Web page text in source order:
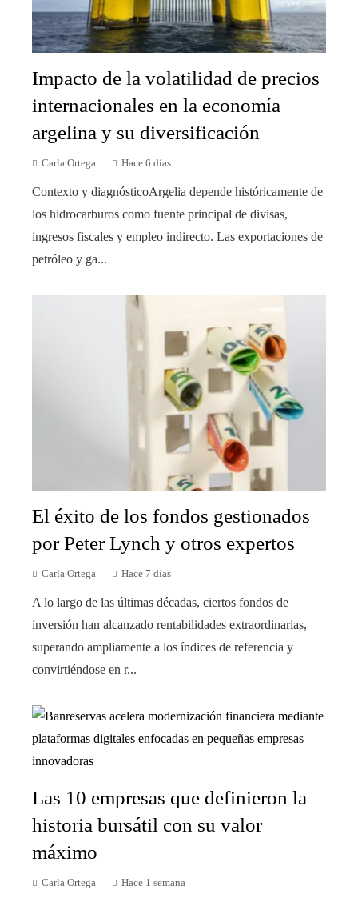
Impacto de la volatilidad de precios
internacionales en la economía
argelina y su diversificación
Carla Ortega Hace 6 días
Contexto y diagnósticoArgelia depende históricamente de
los hidrocarburos como fuente principal de divisas,
ingresos fiscales y empleo indirecto. Las exportaciones de
petróleo y ga...
El éxito de los fondos gestionados
por Peter Lynch y otros expertos
Carla Ortega Hace 7 días
A lo largo de las últimas décadas, ciertos fondos de
inversión han alcanzado rentabilidades extraordinarias,
superando ampliamente a los índices de referencia y
convirtiéndose en r...
Las 10 empresas que definieron la
historia bursátil con su valor
máximo
Carla Ortega Hace 1 semana